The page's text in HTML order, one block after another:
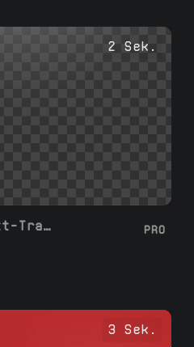
2 Sek.
Diagonale Schnitt-Transition PRO
3 Sek.